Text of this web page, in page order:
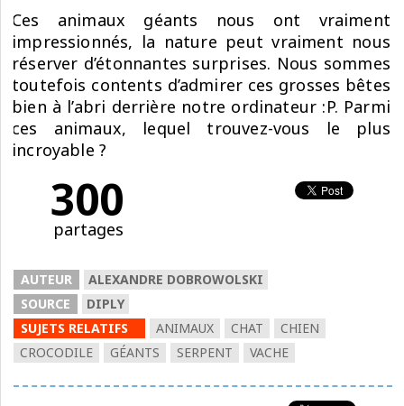
Ces animaux géants nous ont vraiment
impressionnés, la nature peut vraiment nous
réserver d’étonnantes surprises. Nous sommes
toutefois contents d’admirer ces grosses bêtes
bien à l’abri derrière notre ordinateur :P. Parmi
ces animaux, lequel trouvez-vous le plus
incroyable ?
300
partages
AUTEUR
ALEXANDRE DOBROWOLSKI
SOURCE
DIPLY
SUJETS RELATIFS
ANIMAUX CHAT
CHIEN
CROCODILE
GÉANTS SERPENT VACHE